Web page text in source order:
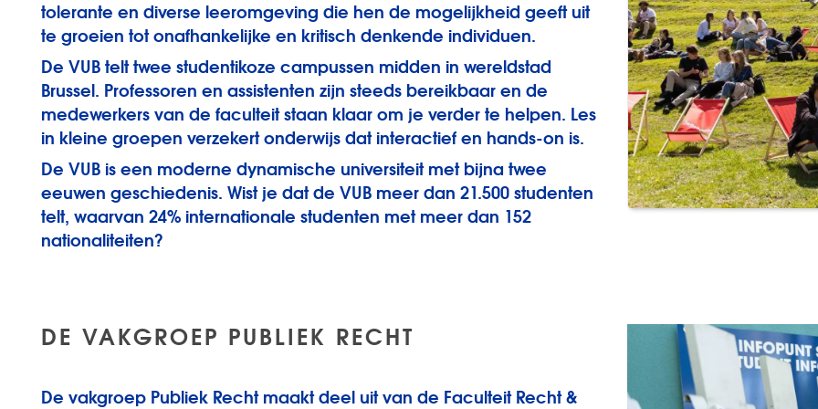
tolerante en diverse leeromgeving die hen de mogelijkheid geeft uit
te groeien tot onafhankelijke en kritisch denkende individuen.
De VUB telt twee studentikoze campussen midden in wereldstad
Brussel. Professoren en assistenten zijn steeds bereikbaar en de
medewerkers van de faculteit staan klaar om je verder te helpen. Les
in kleine groepen verzekert onderwijs dat interactief en hands-on is.
De VUB is een moderne dynamische universiteit met bijna twee
eeuwen geschiedenis. Wist je dat de VUB meer dan 21.500 studenten
telt, waarvan 24% internationale studenten met meer dan 152
nationaliteiten?
DE VAKGROEP PUBLIEK RECHT
De vakgroep Publiek Recht maakt deel uit van de Faculteit Recht &